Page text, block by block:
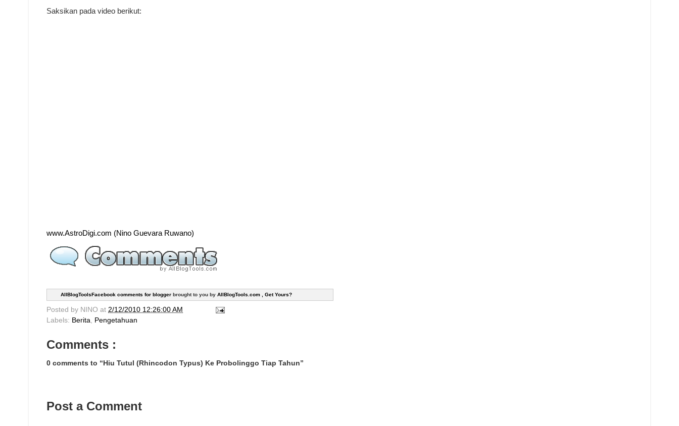
Saksikan pada video berikut:
www.AstroDigi.com (Nino Guevara Ruwano)
AllBlogToolsFacebook comments for blogger brought to you by AllBlogTools.com , Get Yours?
Posted by NINO at 2/12/2010 12:26:00 AM
Labels: Berita, Pengetahuan
Comments :
0 comments to “Hiu Tutul (Rhincodon Typus) Ke Probolinggo Tiap Tahun”
Post a Comment